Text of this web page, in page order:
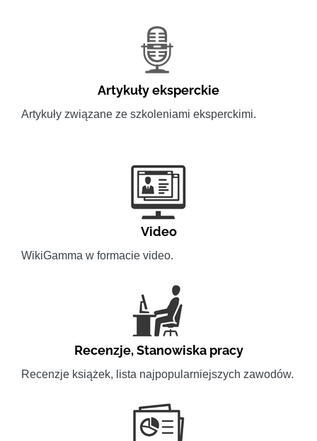
Artykuły eksperckie
Artykuły związane ze szkoleniami eksperckimi.
Video
WikiGamma w formacie video.
Recenzje,Stanowiska pracy
Recenzje książek, lista najpopularniejszych zawodów.